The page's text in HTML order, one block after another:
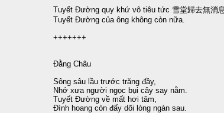
Tuyết Đường quy khứ vô tiêu tức 雪堂歸去無消
Tuyết Đường của ông không còn nữa.
+++++++
Đằng Châu
Sông sâu lầu trước trăng đầy,
Nhớ xưa người ngọc bụi cây say nằm.
Tuyết Đường về mất hơi tăm,
Đình hoang còn đấy dõi lòng ngàn sau.